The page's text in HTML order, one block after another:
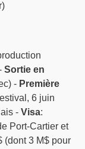
Sortie en
- Première
6 juin
-Visa:
Port-Cartier et
(dont 3 M$ pour